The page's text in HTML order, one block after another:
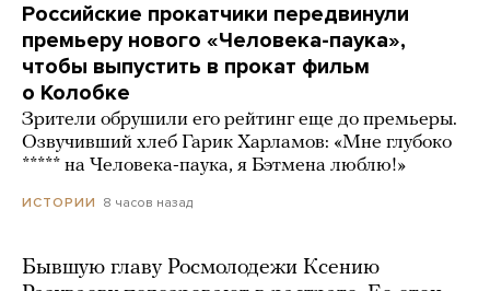
Российские прокатчики передвинули
премьеру нового «Человека-паука»,
чтобы выпустить в прокат фильм
о Колобке
Зрители обрушили его рейтинг еще до премьеры.
Озвучивший хлеб Гарик Харламов: «Мне глубоко
***** на Человека-паука, я Бэтмена люблю!»
ИСТОРИИ 8 часов назад
Бывшую главу Росмолодежи Ксению